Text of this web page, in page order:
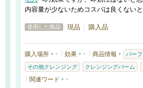
内容量が少ないためコスパは良くないと
使用した商品 現品 購入品
購入場所 - 効果 - 商品情報 パー
その他クレンジング クレンジングバーム
関連ワード -